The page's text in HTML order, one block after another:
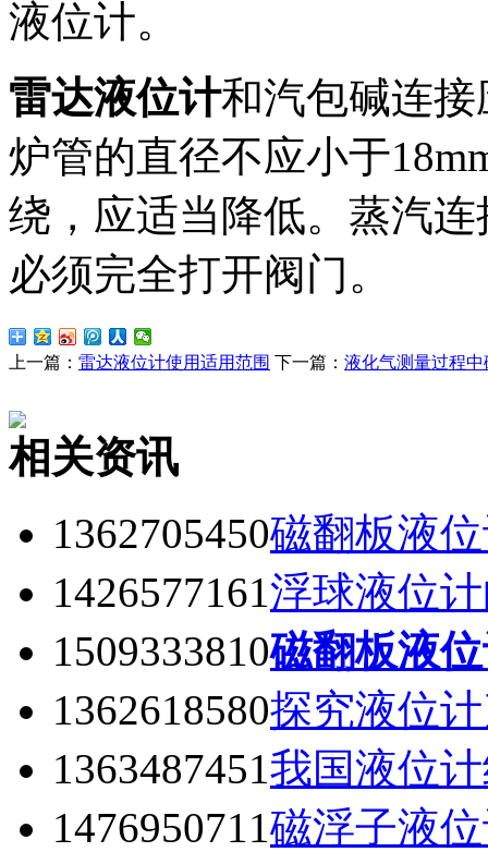
液位计。
雷达液位计和汽包碱连
炉管的直径不应小于
绕，应适当降低。 蒸汽连
必须完全打开阀门。
上一篇： 雷达液位计使用适用范围 下一篇： 液化气测量过程
相关资讯
1362705450磁翻板液
1426577161浮球液位
1509333810磁翻板液
1362618580探究液位
1363487451我国液位
1476950711磁浮子液